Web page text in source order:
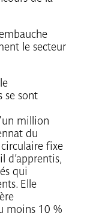
le secteur
se sont
million
du
fixe
d’apprentis,
qui
Elle
moins 10 %